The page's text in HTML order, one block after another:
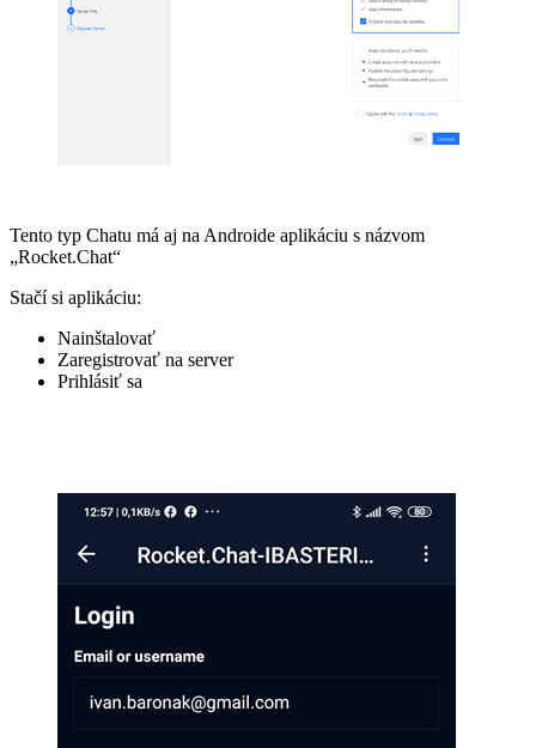
Tento typ Chatu má aj na Androide aplikáciu s názvom
„Rocket.Chat“
Stačí si aplikáciu:
Nainštalovať
Zaregistrovať na server
Prihlásiť sa